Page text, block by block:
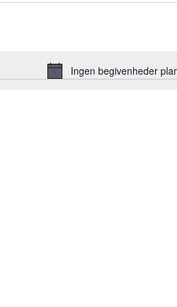
Ingen begivenheder